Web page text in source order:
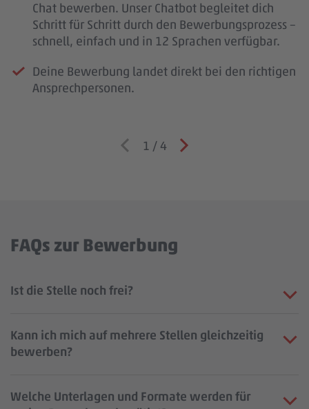
Chat bewerben. Unser Chatbot begleitet dich
Schritt für Schritt durch den Bewerbungsprozess –
schnell, einfach und in 12 Sprachen verfügbar.
Deine Bewerbung landet direkt bei den richtigen
Ansprechpersonen.
1 / 4
FAQs zur Bewerbung
Ist die Stelle noch frei?
Kann ich mich auf mehrere Stellen gleichzeitig
bewerben?
Welche Unterlagen und Formate werden für